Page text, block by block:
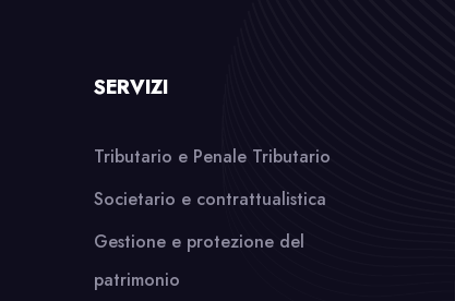
SERVIZI
Tributario e Penale Tributario
Societario e contrattualistica
Gestione e protezione del
patrimonio